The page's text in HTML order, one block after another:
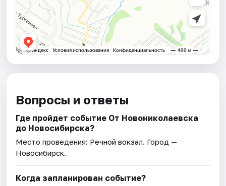
Вопросы и ответы
Где пройдет событие От Новониколаевска
до Новосибирска?
Место проведения: Речной вокзал. Город —
Новосибирск.
Когда запланирован событие?